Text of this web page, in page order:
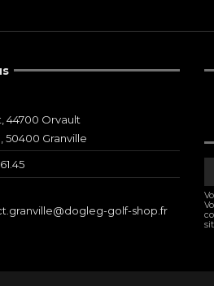
44700 Orvault
50400 Granville
golf-shop.fr